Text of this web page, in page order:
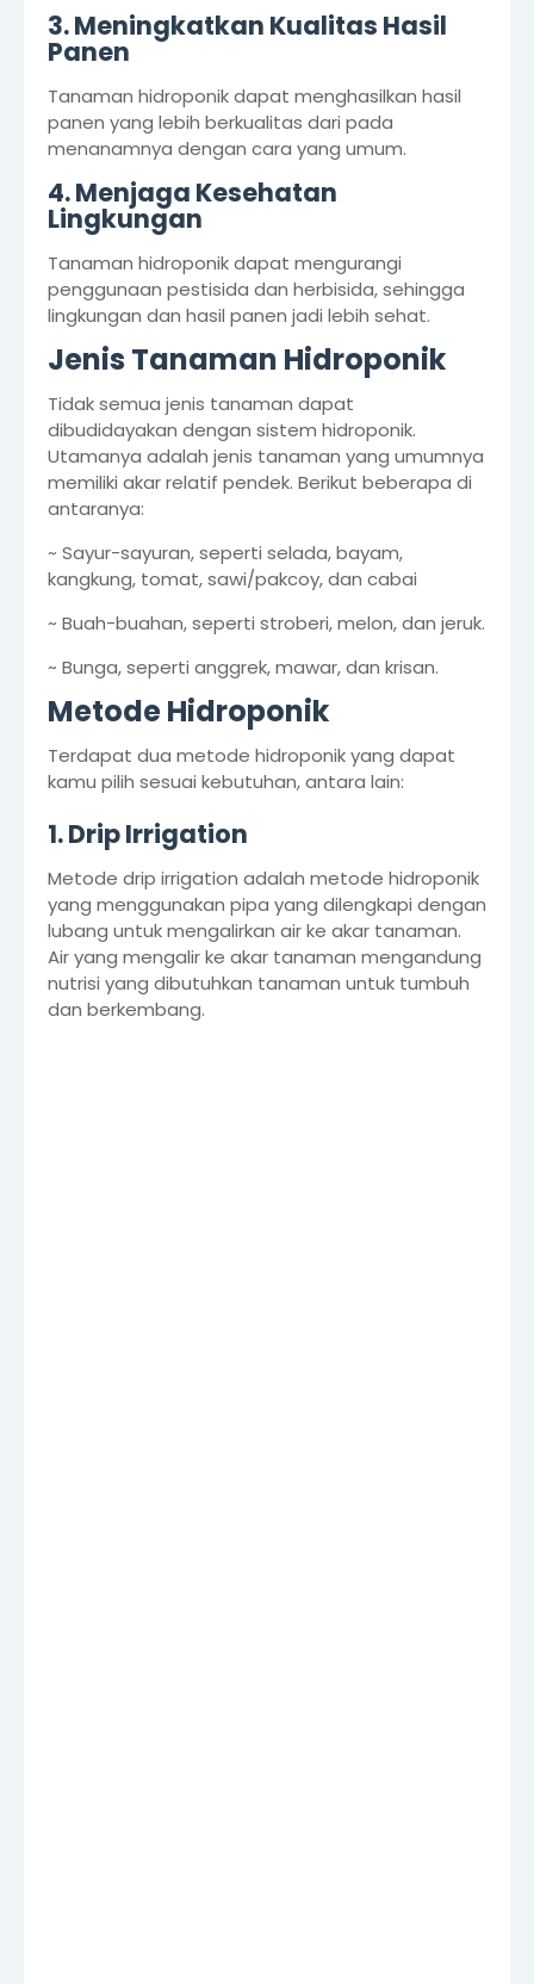
3. Meningkatkan Kualitas Hasil
Panen
Tanaman hidroponik dapat menghasilkan hasil
panen yang lebih berkualitas dari pada
menanamnya dengan cara yang umum.
4. Menjaga Kesehatan
Lingkungan
Tanaman hidroponik dapat mengurangi
penggunaan pestisida dan herbisida, sehingga
lingkungan dan hasil panen jadi lebih sehat.
Jenis Tanaman Hidroponik
Tidak semua jenis tanaman dapat
dibudidayakan dengan sistem hidroponik.
Utamanya adalah jenis tanaman yang umumnya
memiliki akar relatif pendek. Berikut beberapa di
antaranya:
~ Sayur-sayuran, seperti selada, bayam,
kangkung, tomat, sawi/pakcoy, dan cabai
~ Buah-buahan, seperti stroberi, melon, dan jeruk.
~ Bunga, seperti anggrek, mawar, dan krisan.
Metode Hidroponik
Terdapat dua metode hidroponik yang dapat
kamu pilih sesuai kebutuhan, antara lain:
1. Drip Irrigation
Metode drip irrigation adalah metode hidroponik
yang menggunakan pipa yang dilengkapi dengan
lubang untuk mengalirkan air ke akar tanaman.
Air yang mengalir ke akar tanaman mengandung
nutrisi yang dibutuhkan tanaman untuk tumbuh
dan berkembang.